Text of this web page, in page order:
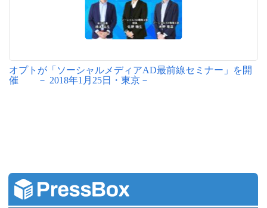
オプトが「ソーシャルメディアAD最前線セミナー」を開
催 － 2018年1月25日・東京－